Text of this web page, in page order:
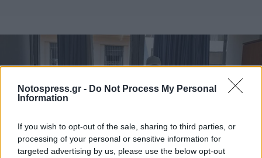
Notospress.gr - Do Not Process My Personal
Information
If you wish to opt-out of the sale, sharing to third parties, or
processing of your personal or sensitive information for
targeted advertising by us, please use the below opt-out